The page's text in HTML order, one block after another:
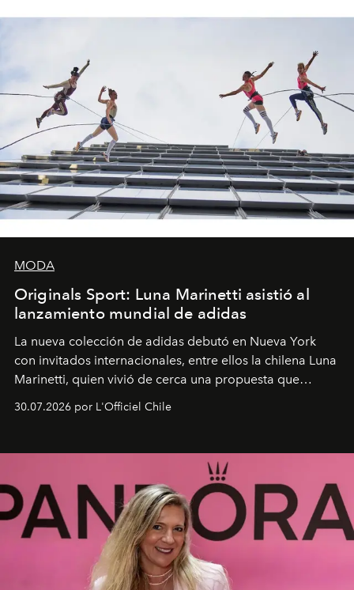
MODA
Originals Sport: Luna Marinetti asistió al
lanzamiento mundial de adidas
La nueva colección de adidas debutó en Nueva York
con invitados internacionales, entre ellos la chilena Luna
Marinetti, quien vivió de cerca una propuesta que
30.07.2026 por L'Officiel Chile